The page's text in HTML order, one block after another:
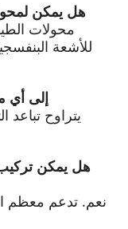
6. هل يمكن
محولات
للأشعة
7. إلى
نعم. تدعم معظم